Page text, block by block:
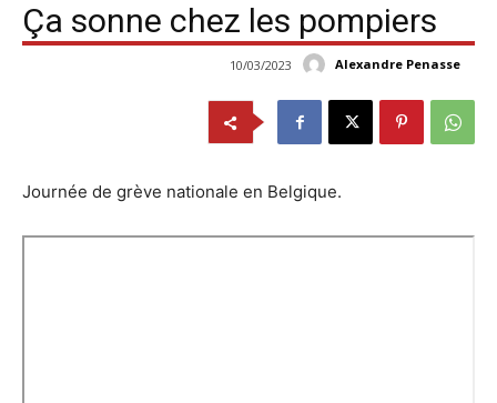
Ça sonne chez les pompiers
Alexandre Penasse
10/03/2023
Journée de grève nationale en Belgique.